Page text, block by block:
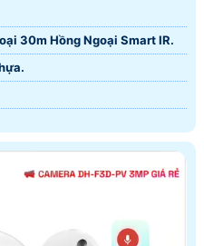
30m Hồng Ngoại Smart IR.